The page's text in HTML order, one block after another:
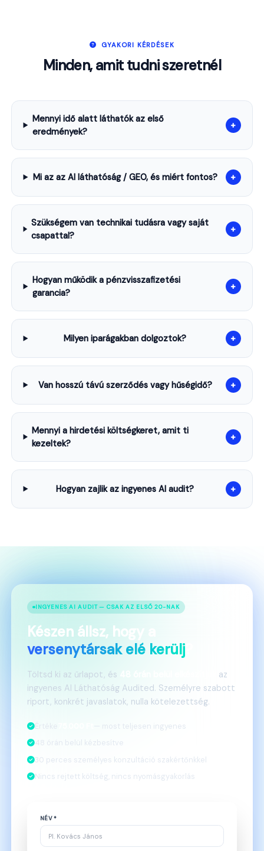
GYAKORI KÉRDÉSEK
Minden, amit tudni szeretnél
Mennyi idő alatt láthatók az első
eredmények?
+
Mi az az AI láthatóság / GEO, és miért fontos? +
Szükségem van technikai tudásra vagy saját
csapattal?
+
Hogyan működik a pénzvisszafizetési
garancia?
+
Milyen iparágakban dolgoztok? +
Van hosszú távú szerződés vagy hűségidő? +
Mennyi a hirdetési költségkeret, amit ti
kezeltek?
+
Hogyan zajlik az ingyenes AI audit? +
INGYENES AI AUDIT — CSAK AZ ELSŐ 20-NAK
Készen állsz, hogy a
versenytársak elé kerülj?
Töltsd ki az űrlapot, és
az
ingyenes AI Láthatóság Audited. Személyre szabott
riport, konkrét javaslatok, nulla kötelezettség.
Értéke
— most teljesen ingyenes
48 órán belül kézbesítve
30 perces személyes konzultáció szakértőnkkel
Nincs rejtett költség, nincs nyomásgyakorlás
NÉV *